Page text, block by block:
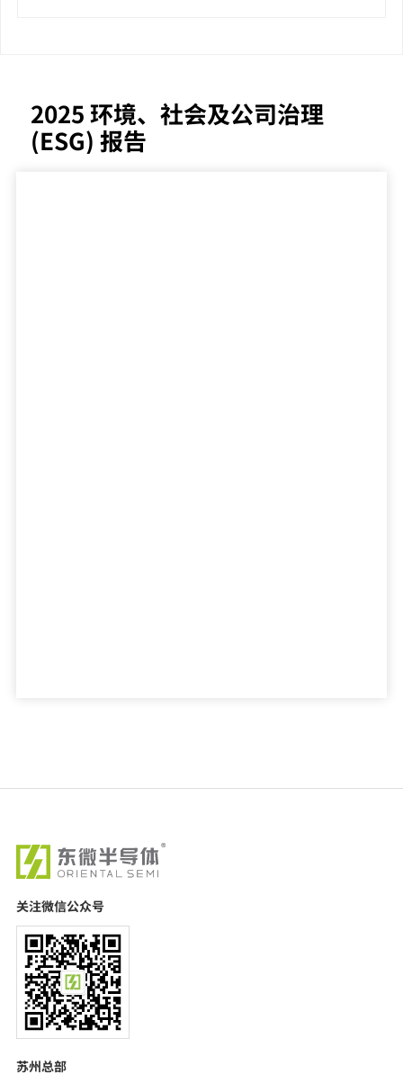
2025 环境、社会及公司治理
(ESG) 报告
关注微信公众号
苏州总部